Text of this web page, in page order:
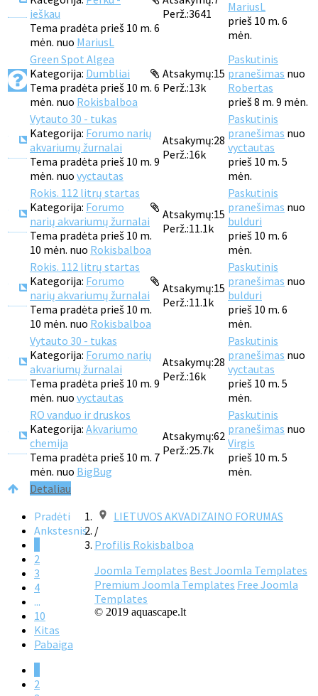
Detaliau
ieškau
Tema pradėta prieš 10 m. 6
mėn. nuo MariusL
Perž.:3641
MariusL
prieš 10 m. 6
mėn.
Green Spot Algea
Kategorija: Dumbliai
Tema pradėta prieš 10 m. 6
mėn. nuo Rokisbalboa
Atsakymų:15
Perž.:13k
Paskutinis
pranešimas nuo
Robertas
prieš 8 m. 9 mėn.
Vytauto 30 - tukas
Kategorija: Forumo narių
akvariumų žurnalai
Tema pradėta prieš 10 m. 9
mėn. nuo vyctautas
Atsakymų:28
Perž.:16k
Paskutinis
pranešimas nuo
vyctautas
prieš 10 m. 5
mėn.
Rokis. 112 litrų startas
Kategorija: Forumo
narių akvariumų žurnalai
Tema pradėta prieš 10 m.
10 mėn. nuo Rokisbalboa
Atsakymų:15
Perž.:11.1k
Paskutinis
pranešimas nuo
bulduri
prieš 10 m. 6
mėn.
Rokis. 112 litrų startas
Kategorija: Forumo
narių akvariumų žurnalai
Tema pradėta prieš 10 m.
10 mėn. nuo Rokisbalboa
Atsakymų:15
Perž.:11.1k
Paskutinis
pranešimas nuo
bulduri
prieš 10 m. 6
mėn.
Vytauto 30 - tukas
Kategorija: Forumo narių
akvariumų žurnalai
Tema pradėta prieš 10 m. 9
mėn. nuo vyctautas
Atsakymų:28
Perž.:16k
Paskutinis
pranešimas nuo
vyctautas
prieš 10 m. 5
mėn.
RO vanduo ir druskos
Kategorija: Akvariumo
chemija
Tema pradėta prieš 10 m. 7
mėn. nuo BigBug
Atsakymų:62
Perž.:25.7k
Paskutinis
pranešimas nuo
Virgis
prieš 10 m. 5
mėn.
Pradėti
Ankstesnis
2
3
4
...
10
Kitas
Pabaiga
2
LIETUVOS AKVADIZAINO FORUMAS
/
Profilis Rokisbalboa
Joomla Templates Best Joomla Templates
Premium Joomla Templates Free Joomla
Templates
© 2019 aquascape.lt